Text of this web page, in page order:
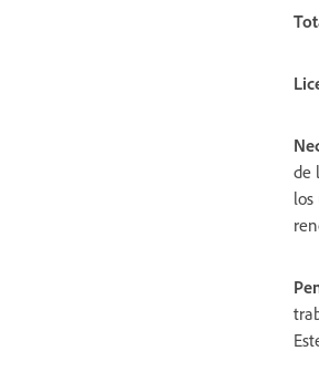
de
los